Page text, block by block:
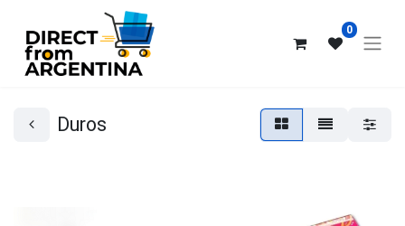
0
Duros